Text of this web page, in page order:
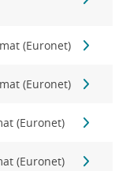
(Euronet)
(Euronet)
(Euronet)
(Euronet)